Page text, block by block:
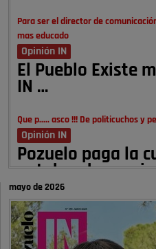
Para ser el director de
mas educado
Opinión IN
El Pueblo Existe
IN …
Que p..... asco !!! De politicuchos y
Opinión IN
Pozuelo paga la
autobombo: casi
Señora Alcaldesa Ud no ha vivido
hace más de 60 años , …
Pozuelo de Alarcón
mayo de 2026